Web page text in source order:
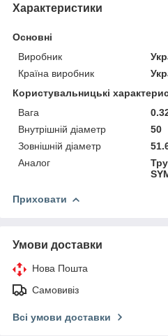
Характеристики
Основні
Виробник
Країна виробник
Користувальницькі
Вага
Внутрішній діаметр
50
Зовнішній діаметр
Аналог
Приховати
Умови доставки
Нова Пошта
Самовивіз
Всі умови доставки